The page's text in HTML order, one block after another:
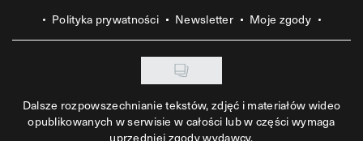
Polityka prywatności
Newsletter Moje zgody
Dalsze rozpowszechnianie tekstów, zdjęć i materiałów wideo
opublikowanych w serwisie w całości lub w części wymaga
uprzedniej zgody wydawcy.